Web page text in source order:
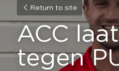
Return to site
ACC
tegen